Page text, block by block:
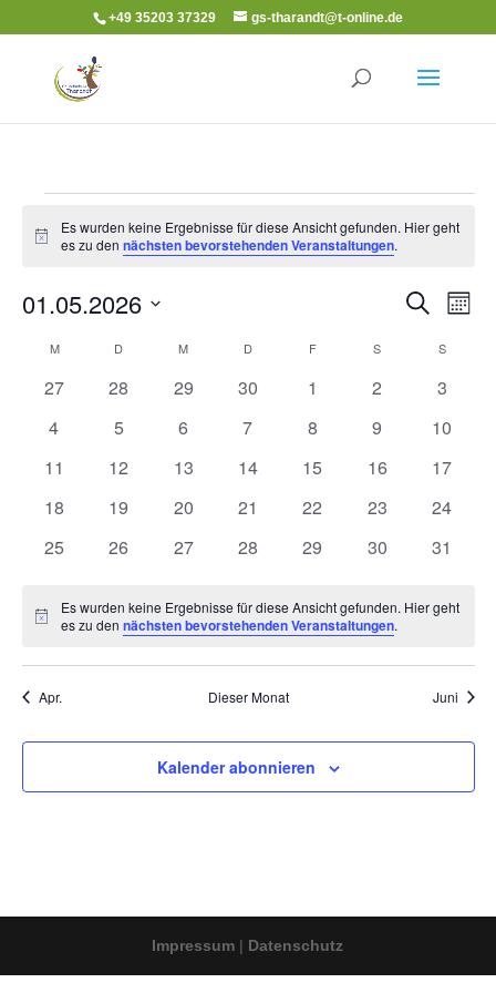
+49 35203 37329 gs-tharandt@t-online.de
Hinweis
Es wurden keine Ergebnisse für diese Ansicht gefunden. Hier geht
es zu dennächsten bevorstehenden Veranstaltungen.
und
Suche
Monat
01.05.2026
wählen.
Kalender
von
MMONTAG D DIENSTAGM MITTWOCH
DDONNERSTAG
FFREITAG S SAMSTAGS
0
27
0
28
0
29
0
30
0
1
0
2
0
3
0
4
0
5
0
6
0
7
0
8
0
9
0
10
0
11
0
12
0
13
0
14
0
15
0
16
0
17
0
18
0
19
0
20
0
21
0
22
0
23
0
24
0
25
0
26
0
27
0
28
0
29
0
30
0
31
Hinweis
Es wurden keine Ergebnisse für diese Ansicht gefunden. Hier geht
es zu dennächsten bevorstehenden Veranstaltungen.
Apr. Dieser Monat Juni
Kalender abonnieren
Impressum | Datenschutz